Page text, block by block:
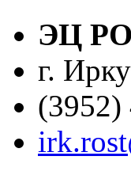
ЭЦ
г.
(3952)